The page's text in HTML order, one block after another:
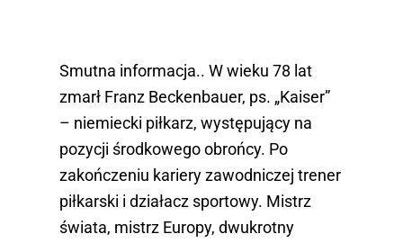
Smutna informacja.. W wieku 78 lat
zmarł Franz Beckenbauer, ps. „Kaiser”
– niemiecki piłkarz, występujący na
pozycji środkowego obrońcy. Po
zakończeniu kariery zawodniczej trener
piłkarski i działacz sportowy. Mistrz
świata, mistrz Europy, dwukrotny